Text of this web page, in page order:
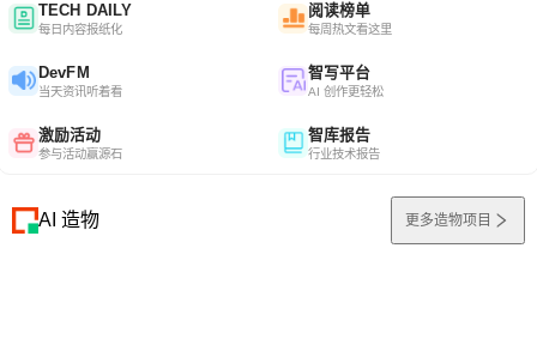
TECH DAILY
每日内容报纸化
阅读榜单
每周热文看这里
DevFM
当天资讯听着看
智写平台
AI 创作更轻松
激励活动
参与活动赢源石
智库报告
行业技术报告
AI 造物 更多造物项目